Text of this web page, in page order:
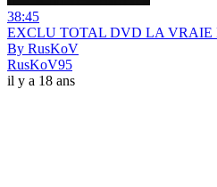
38:45
EXCLU TOTAL DVD LA VRAIE
By RusKoV
RusKoV95
il y a 18 ans